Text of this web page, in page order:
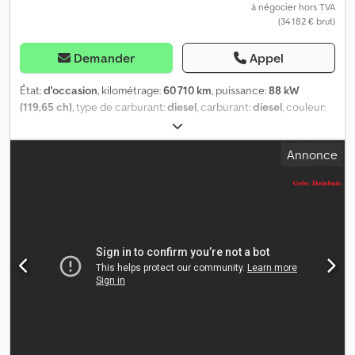
à négocier hors TVA
(34 182 € brut)
Demander Appel
État:d'occasion, kilométrage:60 710 km, puissance:88 kW
(119,65 ch), type de carburant:diesel, carburant:diesel, couleur:
, Année de construction:
Options et accessoires supplémentaires = - Prise de force =
250 kg / 2 personnes + 90 kg. Force latérale maximale : 400 N.
Vitesse maximale du vent : 12,5 m/s. Panier rotatif. Fonctionnement
électrique dans le panier. 4 stabilisateurs. Hauteur de travail
Annonce